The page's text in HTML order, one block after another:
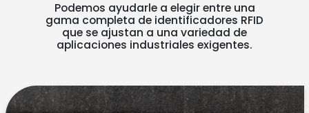
Podemos ayudarle a elegir entre una
gama completa de identificadores RFID
que se ajustan a una variedad de
aplicaciones industriales exigentes.